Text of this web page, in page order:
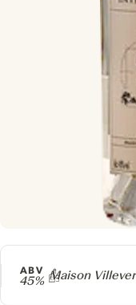
Producer
Maison
ABV
45%